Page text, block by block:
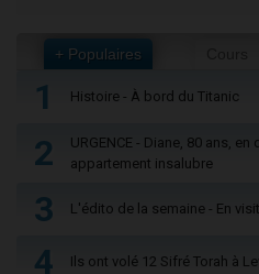
+ Populaires
1 Histoire - À bord du Titanic
2
URGENCE - Diane, 80 ans,
appartement insalubre
3 L'édito de la semaine - En
4 Ils ont volé 12 Sifré Torah à